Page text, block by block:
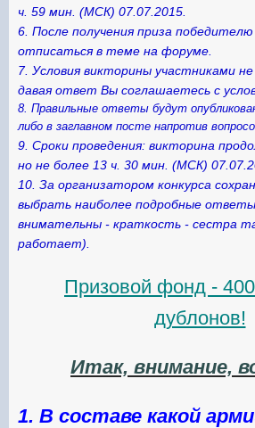
ч. 59 мин. (МСК) 07.07.2015.
6. После получения приза
отписаться в теме на форуме.
7. Условия викторины участниками
давая ответ Вы соглашаетесь с
8. Правильные ответы будут
либо в заглавном посте напротив
9. Сроки проведения: викторина
но не более 13 ч. 30 мин. (МСК)
10. За организатором конкурса
выбрать наиболее подробные
внимательны - краткость - сестра
работает).
Призовой фонд -
дублонов!
Итак, внимание,
1. В составе какой